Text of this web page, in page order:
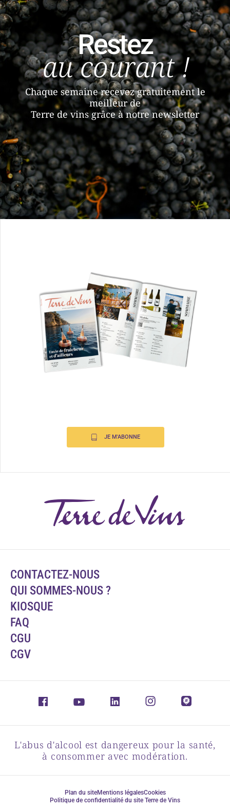
Restez
au courant !
Chaque semaine recevez gratuitement le
meilleur de
Terre de vins grâce à notre newsletter
JE M'ABONNE
CONTACTEZ-NOUS
QUI SOMMES-NOUS ?
KIOSQUE
FAQ
CGU
CGV
L'abus d'alcool est dangereux pour la santé,
à consommer avec modération.
Plan du siteMentions légalesCookies
Politique de confidentialité du site Terre de Vins